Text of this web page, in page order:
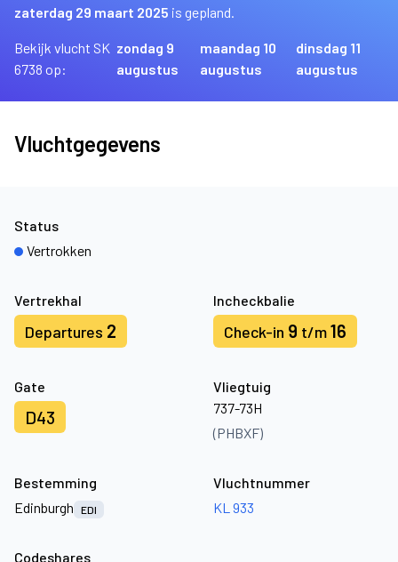
zaterdag 29 maart 2025 is gepland.
Bekijk vlucht SK
6738 op:
zondag 9
augustus
maandag 10
augustus
dinsdag 11
augustus
Vluchtgegevens
Vertrekhal
Departures 2
Incheckbalie
Check-in 9 t/m16
Gate
D43
Vliegtuig
737-73H
(PHBXF)
Status
Vertrokken
Bestemming
Edinburgh
EDI
Vluchtnummer
KL 933
Codeshares